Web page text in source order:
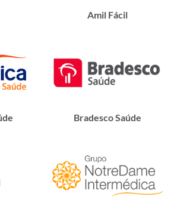
Amil Fácil
Bradesco Saúde